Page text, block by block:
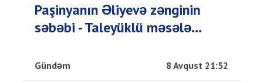
Paşinyanın Əliyevə zənginin
səbəbi - Taleyüklü məsələ...
Gündəm 8 Avqust 21:52